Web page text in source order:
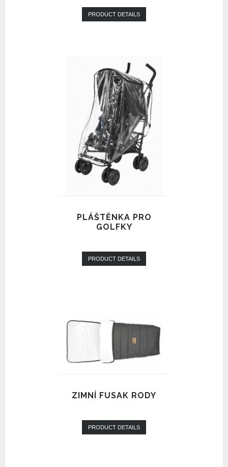
PRODUCT DETAILS
PLÁŠTĚNKA PRO
GOLFKY
PRODUCT DETAILS
ZIMNÍ FUSAK RODY
PRODUCT DETAILS